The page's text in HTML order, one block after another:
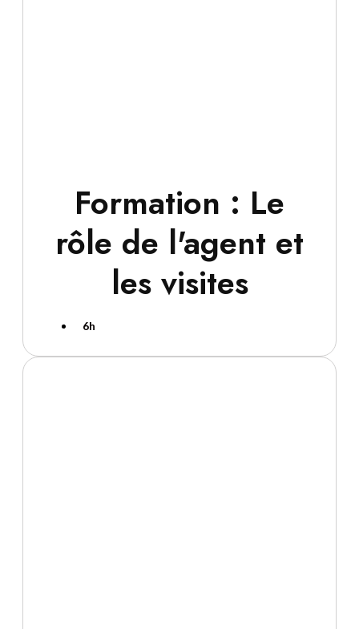
Formation : Le
rôle de l'agent et
les visites
6h